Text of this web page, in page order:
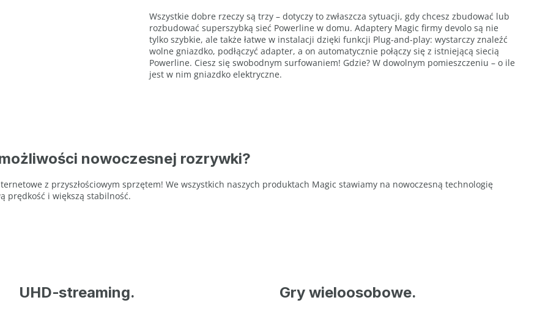
Wszystkie dobre rzeczy są trzy – dotyczy to zwłaszcza sytuacji, gdy chcesz zbudować lub
rozbudować superszybką sieć Powerline w domu. Adaptery Magic firmy devolo są nie
tylko szybkie, ale także łatwe w instalacji dzięki funkcji Plug-and-play: wystarczy znaleźć
wolne gniazdko, podłączyć adapter, a on automatycznie połączy się z istniejącą siecią
Powerline. Ciesz się swobodnym surfowaniem! Gdzie? W dowolnym pomieszczeniu – o ile
jest w nim gniazdko elektryczne.
nowoczesnej rozrywki?
z przyszłościowym sprzętem! We wszystkich naszych produktach Magic stawiamy na nowoczesną technologię
prędkość i większą stabilność.
UHD‑streaming. Gry wieloosobowe.